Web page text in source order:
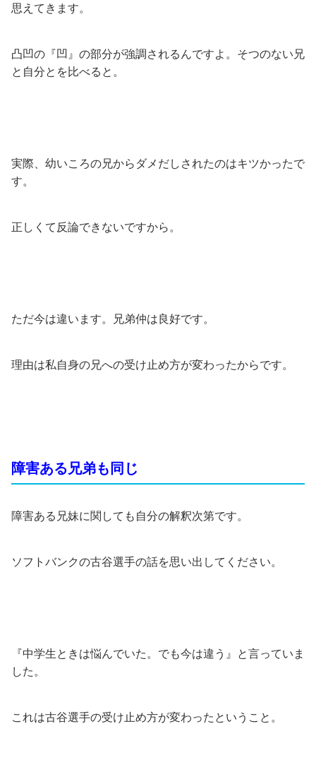
思えてきます。
凸凹の『凹』の部分が強調されるんですよ。そつのない兄
と自分とを比べると。
実際、幼いころの兄からダメだしされたのはキツかったで
す。
正しくて反論できないですから。
ただ今は違います。兄弟仲は良好です。
理由は私自身の兄への受け止め方が変わったからです。
障害ある兄弟も同じ
障害ある兄妹に関しても自分の解釈次第です。
ソフトバンクの古谷選手の話を思い出してください。
『中学生ときは悩んでいた。でも今は違う』と言っていま
した。
これは古谷選手の受け止め方が変わったということ。